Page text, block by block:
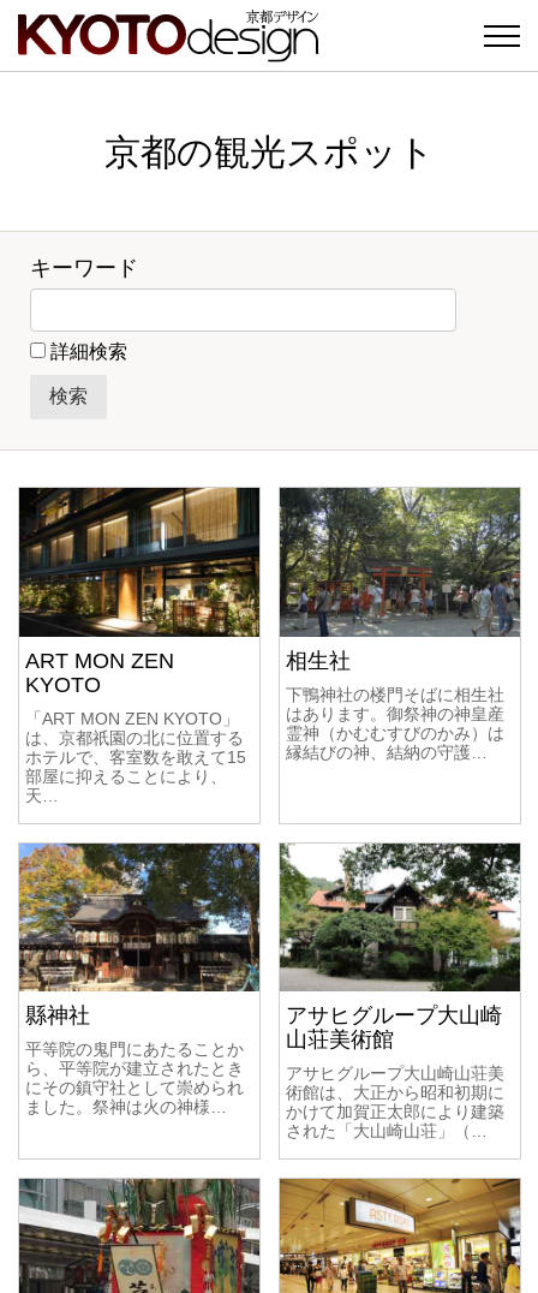
京都の観光スポット
キーワード
詳細検索
カテゴリー
伝統工芸
ショッピング
グルメ
宿泊
その他
スポットのサブカテゴリー
梅の名所 桜の名所
紅葉の名所
ライトアップ
世界遺産
名水の名所
初詣
名庭園
京町屋
名勝・史跡
ミュージアム
カルチャー
お土産
うちわ・扇子
京人形
着物・帯
陶器
和食 中華 洋食
イタリアン
フレンチ
ラーメン
うどん・そば処
珈琲・カフェ
パン
スウィーツ
和菓子
京つけもの
お酒
その他グルメ
宿泊施設のカテゴリー
ホテル 旅館 宿坊 その他の宿
ART MON ZEN
KYOTO
「ART MON ZEN KYOTO」
は、京都祇園の北に位置する
ホテルで、客室数を敢えて15
部屋に抑えることにより、
天…
相生社
下鴨神社の楼門そばに相生社
はあります。御祭神の神皇産
霊神（かむむすびのかみ）は
縁結びの神、結納の守護…
縣神社
平等院の鬼門にあたることか
ら、平等院が建立されたとき
にその鎮守社として崇められ
ました。祭神は火の神様…
アサヒグループ大山崎
山荘美術館
アサヒグループ大山崎山荘美
術館は、大正から昭和初期に
かけて加賀正太郎により建築
された「大山崎山荘」（…